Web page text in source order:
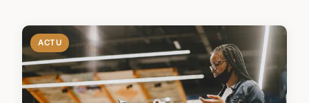
ACTU